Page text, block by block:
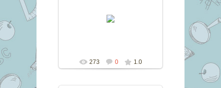
273 0 1.0